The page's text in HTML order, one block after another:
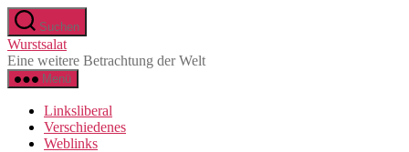
Direkt
zum
Inhalt
wechseln
Suchen
Wurstsalat
Eine weitere Betrachtung der Welt
Menü
Linksliberal
Verschiedenes
Weblinks